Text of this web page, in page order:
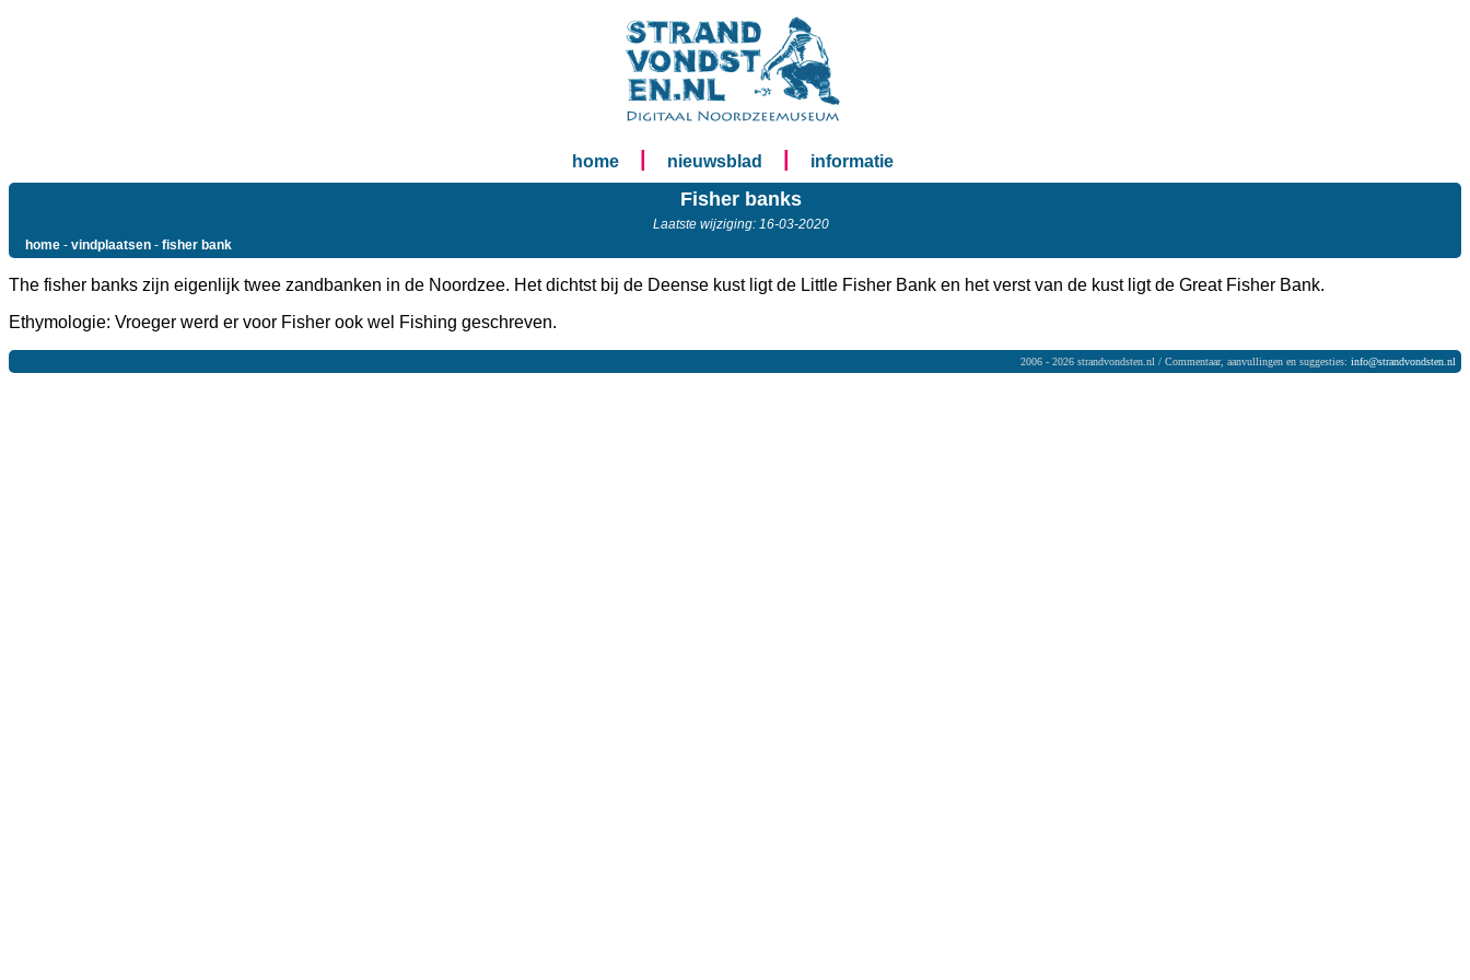
home nieuwsblad informatie
Fisher banks
Laatste wijziging: 16-03-2020
home - vindplaatsen - fisher bank
The fisher banks zijn eigenlijk twee zandbanken in de Noordzee. Het dichtst bij de Deense kust ligt de Little Fisher Bank en het verst van de kust ligt de Great Fisher Bank.
Ethymologie: Vroeger werd er voor Fisher ook wel Fishing geschreven.
2006 - 2026 strandvondsten.nl / Commentaar, aanvullingen en suggesties: info@strandvondsten.nl